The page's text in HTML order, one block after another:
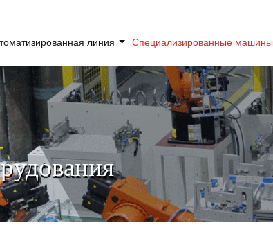
линия Специализированные машины